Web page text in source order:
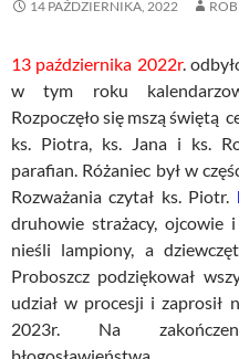
14 PAŹDZIERNIKA, 2022
13 października 2022r.
w tym roku
Rozpoczęło się mszą świętą
ks. Piotra, ks. Jana i ks.
parafian. Różaniec był w
Rozważania czytał ks. Piotr.
druhowie strażacy,
nieśli lampiony, a
Proboszcz podziękował
udział w procesji i zaprosił
2023r. Na